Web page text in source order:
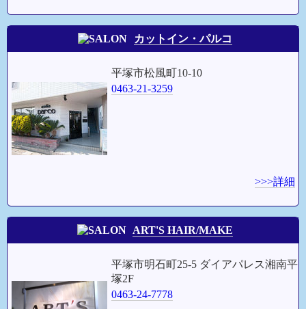
カットイン・パルコ
平塚市松風町10-10
0463-21-3259
>>>詳細
ART'S HAIR/MAKE
平塚市明石町25-5 ダイアパレス湘南平
塚2F
0463-24-7778